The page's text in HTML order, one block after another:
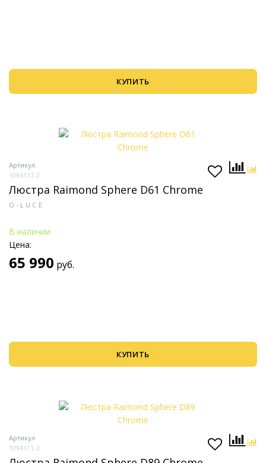
КУПИТЬ
Артикул
1094111-2
Люстра Raimond Sphere D61 Chrome
O-LUCE
В наличии
Цена:
65 990 руб.
КУПИТЬ
Артикул
1094111-3